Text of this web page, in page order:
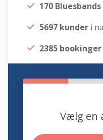
170 Bluesbands
5697 kunder i
2385 bookinger
Vælg en